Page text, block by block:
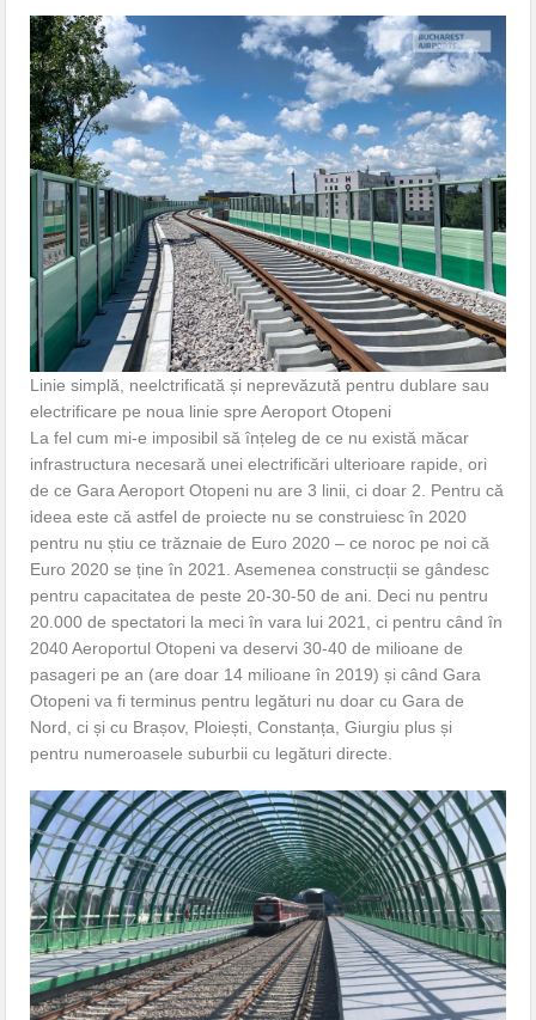
Linie simplă, neelctrificată și neprevăzută pentru dublare sau
electrificare pe noua linie spre Aeroport Otopeni
La fel cum mi-e imposibil să înțeleg de ce nu există măcar
infrastructura necesară unei electrificări ulterioare rapide, ori
de ce Gara Aeroport Otopeni nu are 3 linii, ci doar 2. Pentru că
ideea este că astfel de proiecte nu se construiesc în 2020
pentru nu știu ce trăznaie de Euro 2020 – ce noroc pe noi că
Euro 2020 se ține în 2021. Asemenea construcții se gândesc
pentru capacitatea de peste 20-30-50 de ani. Deci nu pentru
20.000 de spectatori la meci în vara lui 2021, ci pentru când în
2040 Aeroportul Otopeni va deservi 30-40 de milioane de
pasageri pe an (are doar 14 milioane în 2019) și când Gara
Otopeni va fi terminus pentru legături nu doar cu Gara de
Nord, ci și cu Brașov, Ploiești, Constanța, Giurgiu plus și
pentru numeroasele suburbii cu legături directe.